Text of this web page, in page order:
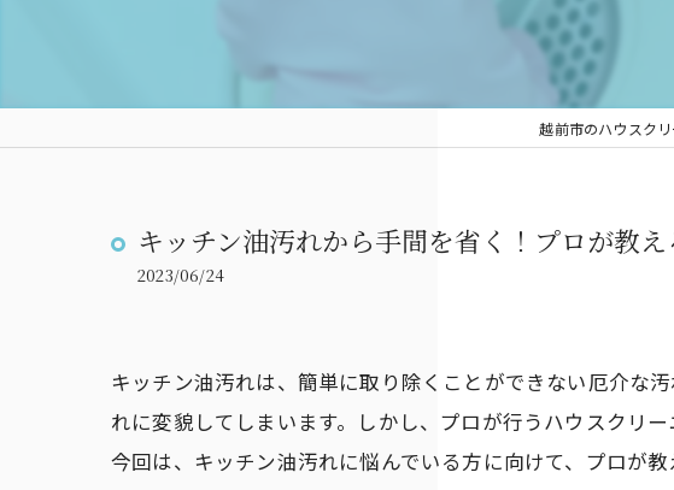
越前市のハウスク
キッチン油汚れから手間を省く！プロが教
2023/06/24
キッチン油汚れは、簡単に取り除くことができない厄介な
れに変貌してしまいます。しかし、プロが行うハウスクリ
今回は、キッチン油汚れに悩んでいる方に向けて、プロが